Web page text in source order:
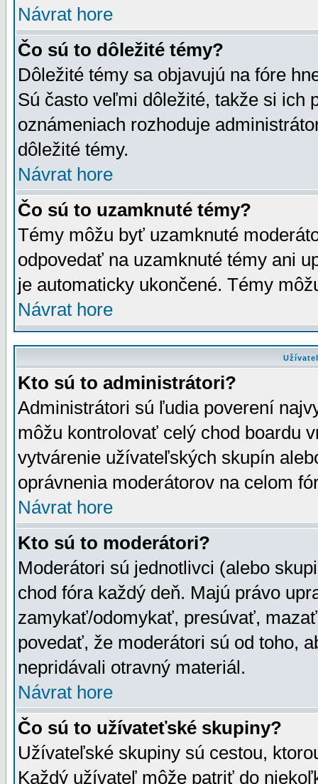
Návrat hore
Čo sú to dôležité témy?
Dôležité témy sa objavujú na fóre
Sú často veľmi dôležité, takže si ich
oznámeniach rozhoduje
dôležité témy.
Návrat hore
Čo sú to uzamknuté témy?
Témy môžu byť uzamknuté
odpovedať na uzamknuté témy ani
je automaticky ukončené. Témy
Návrat hore
Kto sú to administrátori?
Administrátori sú ľudia poverení
môžu kontrolovať celý chod boardu
vytvárenie užívateľských skupín
oprávnenia moderátorov na celom
Návrat hore
Kto sú to moderátori?
Moderátori sú jednotlivci (alebo
chod fóra každý deň. Majú právo
zamykať/odomykať, presúvať,
povedať, že moderátori sú od toho,
nepridávali otravný materiál.
Návrat hore
Čo sú to užívateťské skupiny?
Užívateľské skupiny sú cestou,
Každý užívateľ môže patriť do